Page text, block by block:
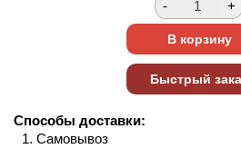
Способы доставки:
Самовывоз